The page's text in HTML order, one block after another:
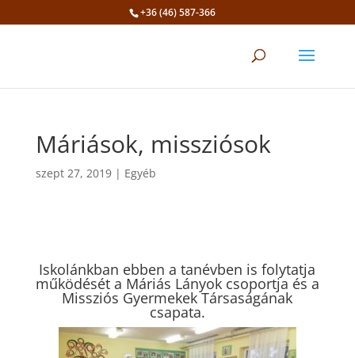
+36 (46) 587-366
Máriások, missziósok
szept 27, 2019| Egyéb
Iskolánkban ebben a tanévben is folytatja
működését a Máriás Lányok csoportja és a
Missziós Gyermekek Társaságának
csapata.